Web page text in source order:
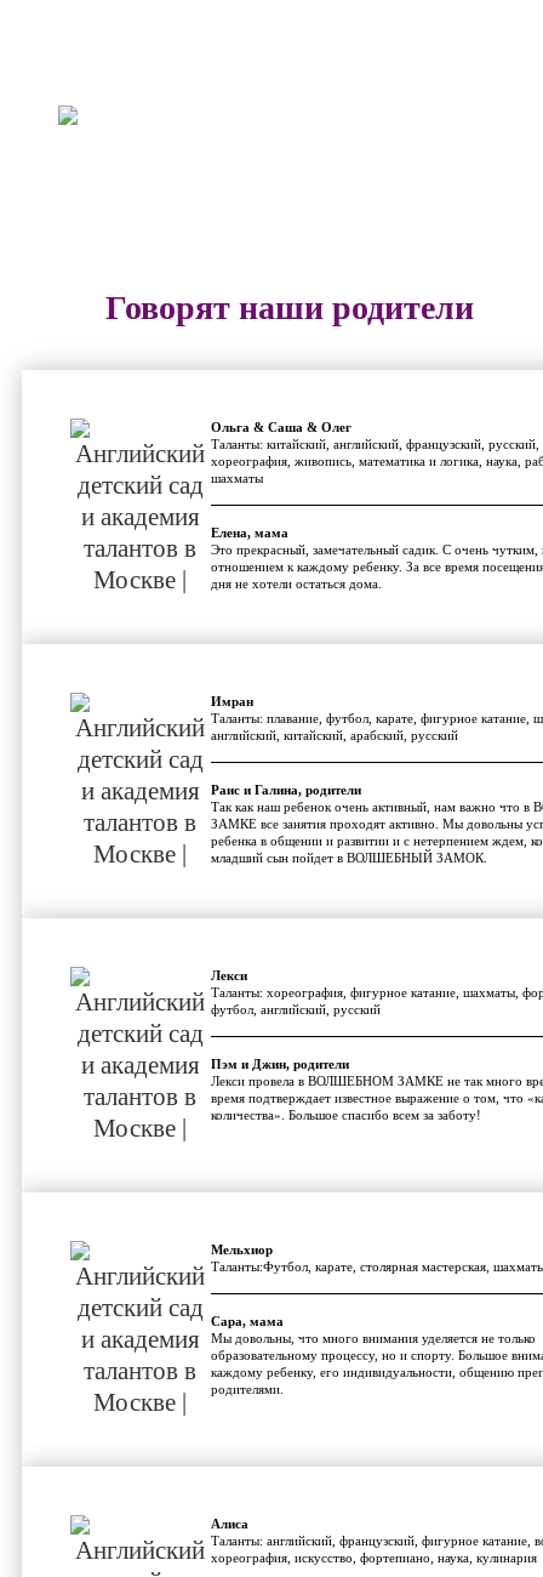
Говорят наши родители
Ольга & Саша & Олег
Таланты: китайский, английский, французский,
хореография, живопись, математика и логика, наука,
шахматы
Елена, мама
Это прекрасный, замечательный садик. С очень чутким,
отношением к каждому ребенку. За все время
дня не хотели остаться дома.
Имран
Таланты: плавание, футбол, карате, фигурное катание,
английский, китайский, арабский, русский
Раис и Галина, родители
Так как наш ребенок очень активный, нам важно что
ЗАМКЕ все занятия проходят активно. Мы довольны
ребенка в общении и развитии и с нетерпением ждем,
младший сын пойдет в ВОЛШЕБНЫЙ ЗАМОК.
Лекси
Таланты: хореография, фигурное катание, шахматы,
футбол, английский, русский
Пэм и Джин, родители
Лекси провела в ВОЛШЕБНОМ ЗАМКЕ не так много
время подтверждает известное выражение о том, что
количества». Большое спасибо всем за заботу!
Мельхиор
Таланты:Футбол, карате, столярная мастерская,
Сара, мама
Мы довольны, что много внимания уделяется не только
образовательному процессу, но и спорту. Большое
каждому ребенку, его индивидуальности, общению
родителями.
Алиса
Таланты: английский, французский, фигурное катание,
хореография, искусство, фортепиано, наука, кулинария